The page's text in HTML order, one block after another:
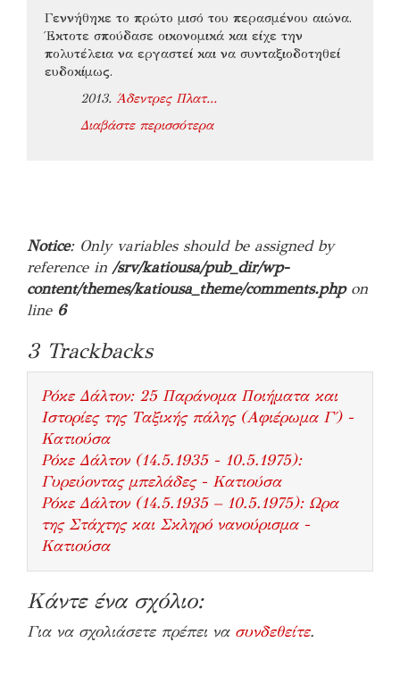
Γεννήθηκε το πρώτο μισό του περασμένου αιώνα.
Έκτοτε σπούδασε οικονομικά και είχε την
πολυτέλεια να εργαστεί και να συνταξιοδοτηθεί
ευδοκίμως.
2013. Άδεντρες Πλατ...
Διαβάστε περισσότερα
Notice: Only variables should be assigned by
reference in/srv/katiousa/pub_dir/wp-
content/themes/katiousa_theme/comments.phpon
line 6
3Trackbacks
Ρόκε Δάλτον: 25 Παράνομα Ποιήματα και
Ιστορίες της Ταξικής πάλης (Αφιέρωμα Γ΄) -
Κατιούσα
Ρόκε Δάλτον (14.5.1935 - 10.5.1975):
Γυρεύοντας μπελάδες - Κατιούσα
Ρόκε Δάλτον (14.5.1935 – 10.5.1975): Ωρα
της Στάχτης και Σκληρό νανούρισμα -
Κατιούσα
Κάντε ένα σχόλιο:
Για να σχολιάσετε πρέπει να συνδεθείτε.